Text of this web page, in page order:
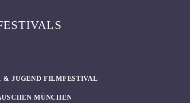
& JUGEND FILMFESTIVAL
MÜNCHEN